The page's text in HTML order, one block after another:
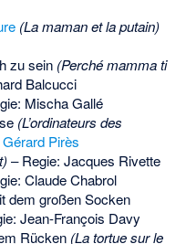
(La maman et la putain)
zu sein (Perché mamma ti
Balcucci
Mischa Gallé
(L’ordinateurs des
Gérard Pirès
– Regie: Jacques Rivette
Claude Chabrol
dem großen Socken
Jean-François Davy
Rücken (La tortue sur le